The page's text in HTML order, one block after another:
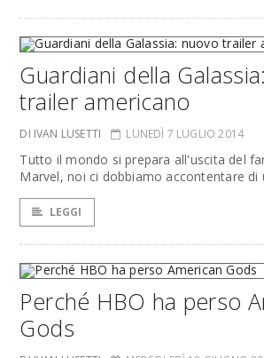
Guardiani della
trailer americano
DI IVAN LUSETTI LUNEDÌ 7 LUGLIO 2014
Tutto il mondo si prepara all'uscita del
Marvel, noi ci dobbiamo accontentare di
LEGGI
Perché HBO ha perso
Gods